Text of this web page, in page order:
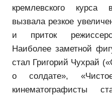
кремлевского курса
вызвала резкое
и приток
Наиболее заметной
стал Григорий Чухрай
о солдате»,
кинематографисты